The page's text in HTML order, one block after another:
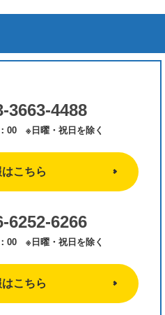
3663-4488
00 ※日曜・祝日を除く
こちら
6252-6266
00 ※日曜・祝日を除く
こちら